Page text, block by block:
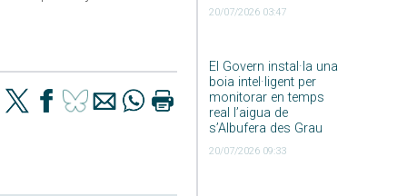
20/07/2026 03:47
El Govern instal·la una
boia intel·ligent per
monitorar en temps
real l’aigua de
s’Albufera des Grau
20/07/2026 09:33